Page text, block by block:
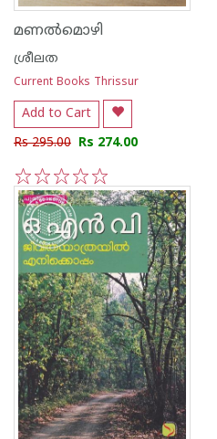
മണല്‍മൊഴി
ശ്രീലത
Current Books Thrissur
Add to Cart
Rs 295.00 Rs 274.00
5
4
3
2
1